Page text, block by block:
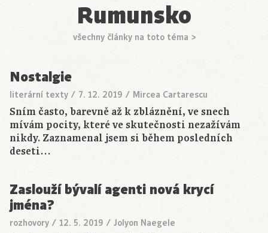
Rumunsko
všechny články na toto téma >
Nostalgie
literární texty / 7. 12. 2019 / Mircea Cartarescu
Sním často, barevně až k zbláznění, ve snech
mívám pocity, které ve skutečnosti nezažívám
nikdy. Zaznamenal jsem si během posledních
deseti…
Zaslouží bývalí agenti nová krycí
jména?
rozhovory / 12. 5. 2019 / Jolyon Naegele